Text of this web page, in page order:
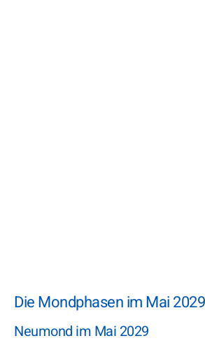
Die Mondphasen im Mai 2029
Neumond im Mai 2029